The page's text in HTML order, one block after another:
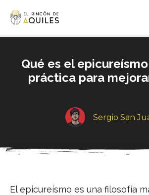
Qué es el
práctica para
Sergio San
El epicureísmo es una filosofía